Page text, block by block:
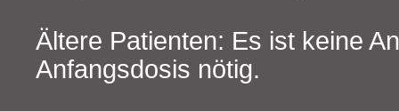
Ältere Patienten: Es ist keine
Anfangsdosis nötig.